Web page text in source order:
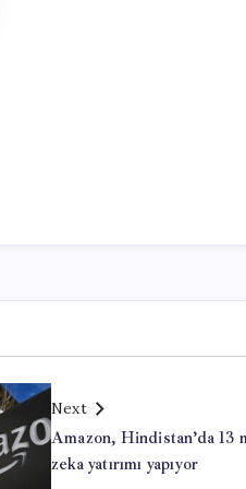
Next
Amazon, Hindistan’da 13
zeka yatırımı yapıyor